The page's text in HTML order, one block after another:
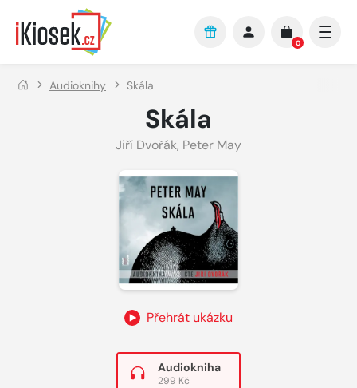
Přejít na hlavní obsah
0
Audioknihy Skála
Skála
Jiří Dvořák, Peter May
Přehrát ukázku
Audiokniha
299 Kč